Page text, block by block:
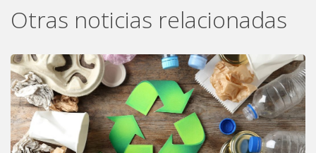
Otras noticias relacionadas